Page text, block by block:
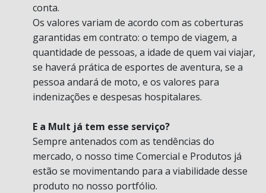
conta.
Os valores variam de acordo com as coberturas
garantidas em contrato: o tempo de viagem, a
quantidade de pessoas, a idade de quem vai viajar,
se haverá prática de esportes de aventura, se a
pessoa andará de moto, e os valores para
indenizações e despesas hospitalares.
E a Mult já tem esse serviço?
Sempre antenados com as tendências do
mercado, o nosso time Comercial e Produtos já
estão se movimentando para a viabilidade desse
produto no nosso portfólio.